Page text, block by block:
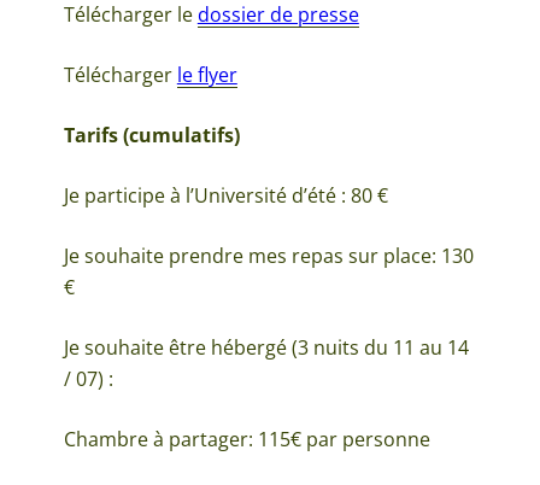
Télécharger ledossier de presse
Télécharger le flyer
Tarifs (cumulatifs)
Je participe à l’Université d’été : 80 €
Je souhaite prendre mes repas sur place: 130
€
Je souhaite être hébergé (3 nuits du 11 au 14
/ 07) :
Chambre à partager: 115€ par personne